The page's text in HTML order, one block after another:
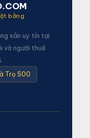
bằng
sản uy tín tại
và người thuê
Trọ 500